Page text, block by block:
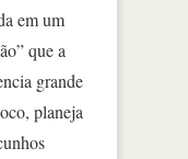
em um
que a
grande
planeja